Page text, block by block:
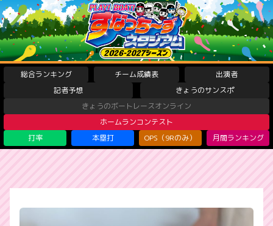
総合ランキング チーム成績表
出演者
記者予想
きょうのサンスポ
きょうのボートレースオンライン
ホームランコンテスト
打率
本塁打 OPS（9Rのみ） 月間ランキング